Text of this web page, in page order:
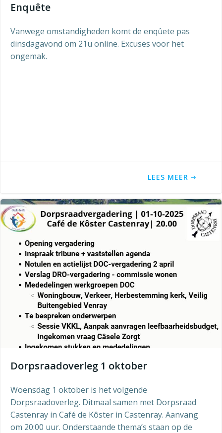
Enquête
Vanwege omstandigheden komt de enqûete pas
dinsdagavond om 21u online. Excuses voor het
ongemak.
LEES MEER
Dorpsraadoverleg 1 oktober
Woensdag 1 oktober is het volgende
Dorpsraadoverleg. Ditmaal samen met Dorpsraad
Castenray in Café de Kôster in Castenray. Aanvang
om 20:00 uur. Onderstaande thema’s staan op de